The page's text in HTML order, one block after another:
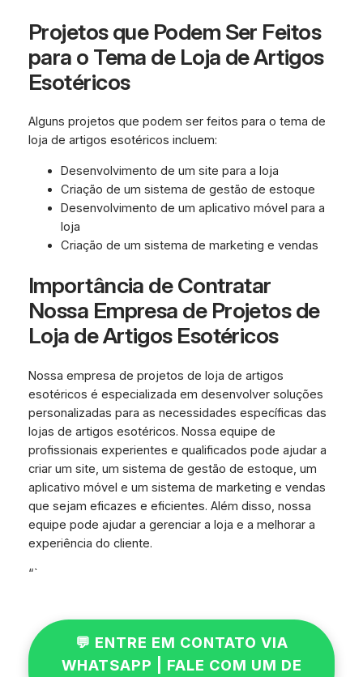
Projetos que Podem Ser Feitos
para o Tema de Loja de Artigos
Esotéricos
Alguns projetos que podem ser feitos para o tema de
loja de artigos esotéricos incluem:
Desenvolvimento de um site para a loja
Criação de um sistema de gestão de estoque
Desenvolvimento de um aplicativo móvel para a
loja
Criação de um sistema de marketing e vendas
Importância de Contratar
Nossa Empresa de Projetos de
Loja de Artigos Esotéricos
Nossa empresa de projetos de loja de artigos
esotéricos é especializada em desenvolver soluções
personalizadas para as necessidades específicas das
lojas de artigos esotéricos. Nossa equipe de
profissionais experientes e qualificados pode ajudar a
criar um site, um sistema de gestão de estoque, um
aplicativo móvel e um sistema de marketing e vendas
que sejam eficazes e eficientes. Além disso, nossa
equipe pode ajudar a gerenciar a loja e a melhorar a
experiência do cliente.
“`